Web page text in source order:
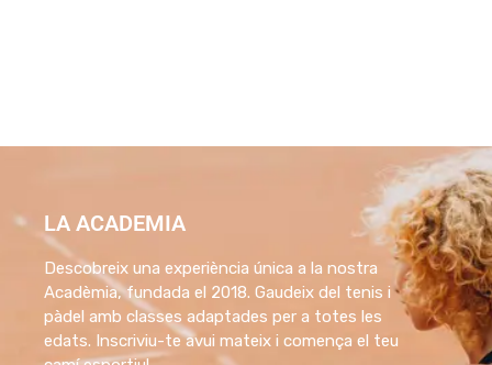
LA ACADEMIA
Descobreix una experiència única a la nostra
Acadèmia, fundada el 2018. Gaudeix del tenis i
pàdel amb classes adaptades per a totes les
edats. Inscriviu-te avui mateix i comença el teu